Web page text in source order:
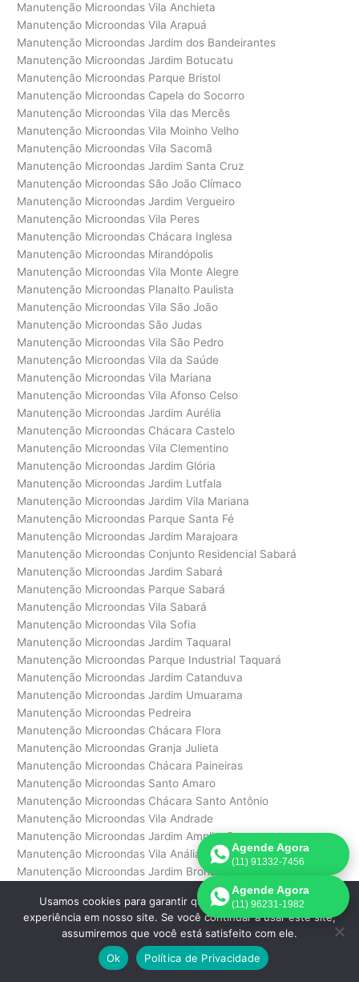
Manutenção Microondas Vila Anchieta
Manutenção Microondas Vila Arapuá
Manutenção Microondas Jardim dos Bandeirantes
Manutenção Microondas Jardim Botucatu
Manutenção Microondas Parque Bristol
Manutenção Microondas Capela do Socorro
Manutenção Microondas Vila das Mercês
Manutenção Microondas Vila Moinho Velho
Manutenção Microondas Vila Sacomã
Manutenção Microondas Jardim Santa Cruz
Manutenção Microondas São João Clímaco
Manutenção Microondas Jardim Vergueiro
Manutenção Microondas Vila Peres
Manutenção Microondas Chácara Inglesa
Manutenção Microondas Mirandópolis
Manutenção Microondas Vila Monte Alegre
Manutenção Microondas Planalto Paulista
Manutenção Microondas Vila São João
Manutenção Microondas São Judas
Manutenção Microondas Vila São Pedro
Manutenção Microondas Vila da Saúde
Manutenção Microondas Vila Mariana
Manutenção Microondas Vila Afonso Celso
Manutenção Microondas Jardim Aurélia
Manutenção Microondas Chácara Castelo
Manutenção Microondas Vila Clementino
Manutenção Microondas Jardim Glória
Manutenção Microondas Jardim Lutfala
Manutenção Microondas Jardim Vila Mariana
Manutenção Microondas Parque Santa Fé
Manutenção Microondas Jardim Marajoara
Manutenção Microondas Conjunto Residencial Sabará
Manutenção Microondas Jardim Sabará
Manutenção Microondas Parque Sabará
Manutenção Microondas Vila Sabará
Manutenção Microondas Vila Sofia
Manutenção Microondas Jardim Taquaral
Manutenção Microondas Parque Industrial Taquará
Manutenção Microondas Jardim Catanduva
Manutenção Microondas Jardim Umuarama
Manutenção Microondas Pedreira
Manutenção Microondas Chácara Flora
Manutenção Microondas Granja Julieta
Manutenção Microondas Chácara Paineiras
Manutenção Microondas Santo Amaro
Manutenção Microondas Chácara Santo Antônio
Manutenção Microondas Vila Andrade
Manutenção Microondas Jardim Ampliação
Manutenção Microondas Vila Anália
Manutenção Microondas Jardim Bronzato
Manutenção Microondas Jardim do Colégio
Manutenção Microondas Vila Ernesto
Manutenção Microondas Jardim Eunice
Manutenção Microondas Jardim Fonte do Morumbi
Manutenção Microondas Jardim Helena
Agende Agora
(11) 91332-7456
Agende Agora
(11) 96231-1982
Usamos cookies para garantir que oferecemos a melhor
experiência em nosso site. Se você continuar a usar este site,
assumiremos que você está satisfeito com ele.
Ok
Política de Privacidade